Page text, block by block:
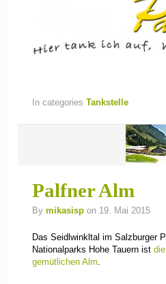
In categoriesTankstelle
Palfner Alm
Bymikasisp on 19. Mai 2015
Das Seidlwinkltal im Salzburger
Nationalparks Hohe Tauern ist
gemütlichen Alm.